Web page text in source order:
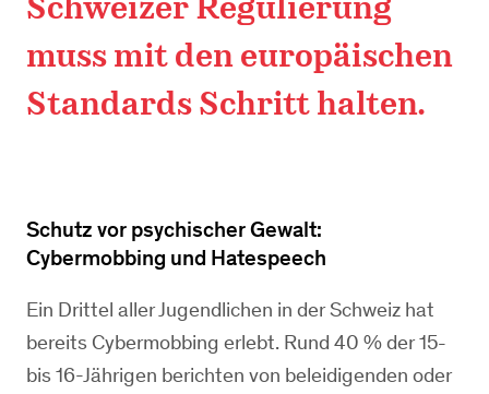
muss mit den europäischen
Standards Schritt halten.
Schutz vor psychischer Gewalt:
Cybermobbing und Hatespeech
Ein Drittel aller Jugendlichen in der Schweiz hat
bereits Cybermobbing erlebt. Rund 40 % der 15-
bis 16-Jährigen berichten von beleidigenden oder